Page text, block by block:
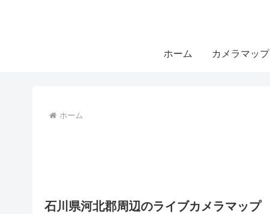
ホーム カメラマップ
ホーム
石川県河北郡周辺のライブカメラマップ